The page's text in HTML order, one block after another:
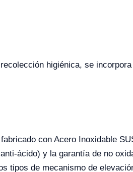
higiénica, se
con Acero Inoxidable
ácido) y la garantía de no
tipos de mecanismo de